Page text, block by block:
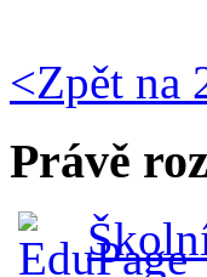
<Zpět na
Právě